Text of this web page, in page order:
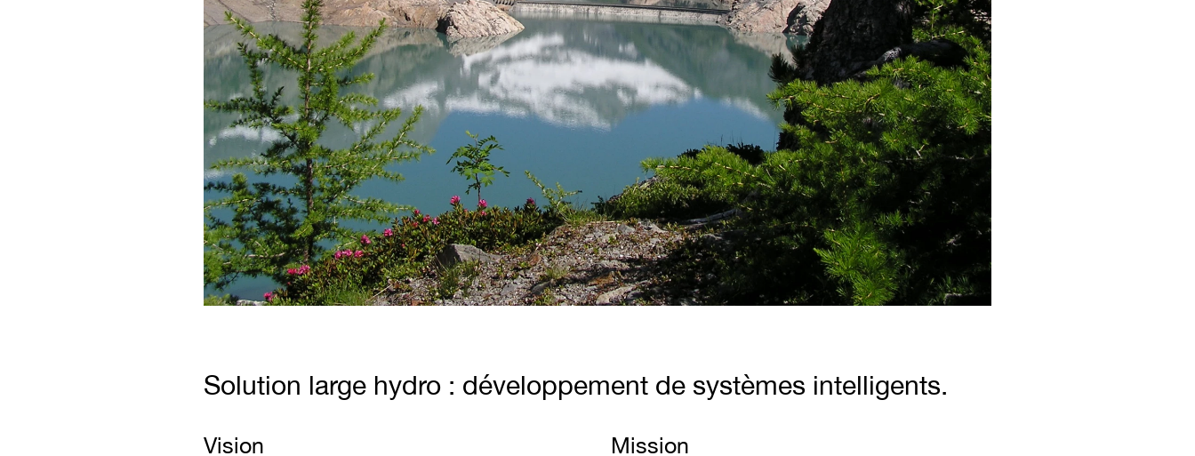
Solution large hydro : développement de systèmes intelligents.
Vision Mission